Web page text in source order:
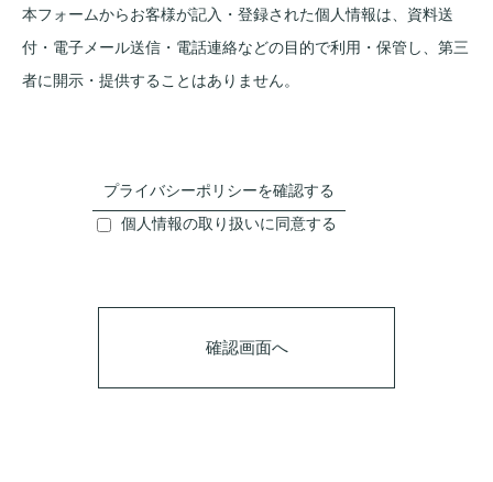
本フォームからお客様が記入・登録された個人情報は、資料送
付・電子メール送信・電話連絡などの目的で利用・保管し、第三
者に開示・提供することはありません。
プライバシーポリシーを確認する
個人情報の取り扱いに同意する